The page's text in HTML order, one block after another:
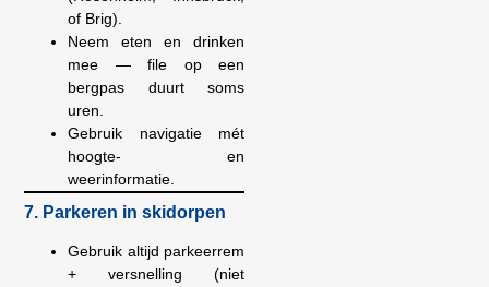
of Brig).
Neem eten en drinken
mee — file op een
bergpas duurt soms
uren.
Gebruik navigatie mét
hoogte- en
weerinformatie.
7. Parkeren in skidorpen
Gebruik altijd parkeerrem
+ versnelling (niet